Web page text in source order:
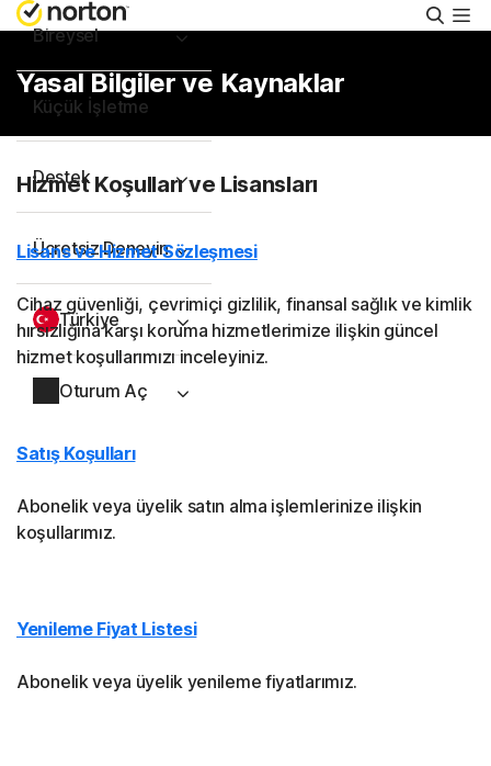
Bireysel
Küçük İşletme
Destek
Ücretsiz Deneyin
Türkiye
Oturum Aç
Yasal Bilgiler ve Kaynaklar
Hizmet Koşulları ve Lisansları
Lisans ve Hizmet Sözleşmesi
Cihaz güvenliği, çevrimiçi gizlilik, finansal sağlık ve kimlik
hırsızlığına karşı koruma hizmetlerimize ilişkin güncel
hizmet koşullarımızı inceleyiniz.
Satış Koşulları
Abonelik veya üyelik satın alma işlemlerinize ilişkin
koşullarımız.
Yenileme Fiyat Listesi
Abonelik veya üyelik yenileme fiyatlarımız.